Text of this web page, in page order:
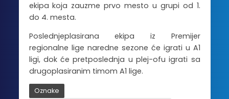
ekipa koja zauzme prvo mesto u grupi od 1.
do 4. mesta.
Poslednjeplasirana ekipa iz Premijer
regionalne lige naredne sezone će igrati u A1
ligi, dok će pretposlednja u plej-ofu igrati sa
drugoplasiranim timom A1 lige.
Oznake